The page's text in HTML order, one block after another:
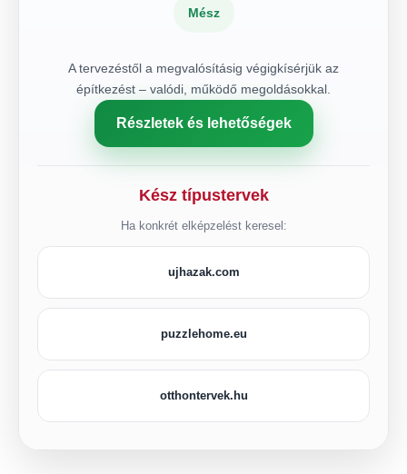
Mész
A tervezéstől a megvalósításig végigkísérjük az
építkezést – valódi, működő megoldásokkal.
Részletek és lehetőségek
Kész típustervek
Ha konkrét elképzelést keresel:
ujhazak.com
puzzlehome.eu
otthontervek.hu